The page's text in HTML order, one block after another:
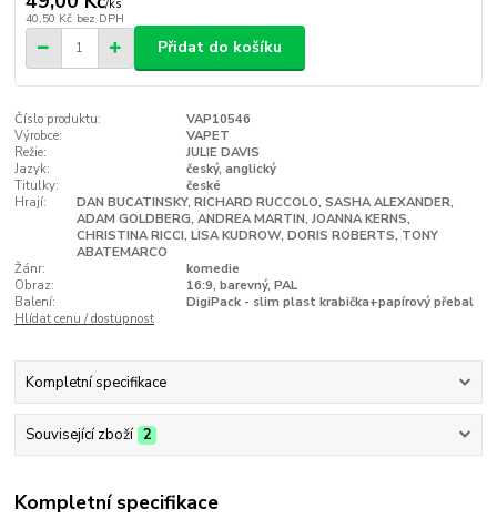
/ks
40,50 Kč bez DPH
Přidat do košíku
Číslo produktu:
VAP10546
Výrobce:
VAPET
Režie:
JULIE DAVIS
Jazyk:
český, anglický
Titulky:
české
Hrají:
DAN BUCATINSKY, RICHARD RUCCOLO, SASHA ALEXANDER,
ADAM GOLDBERG, ANDREA MARTIN, JOANNA KERNS,
CHRISTINA RICCI, LISA KUDROW, DORIS ROBERTS, TONY
ABATEMARCO
Žánr:
komedie
Obraz:
16:9, barevný, PAL
Balení:
DigiPack - slim plast krabička+papírový přebal
Hlídat cenu / dostupnost
Kompletní specifikace
Související zboží 2
Kompletní specifikace